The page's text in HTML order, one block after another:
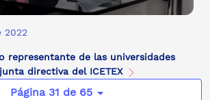
2022
representante de las universidades
directiva del ICETEX
Página 31 de 65